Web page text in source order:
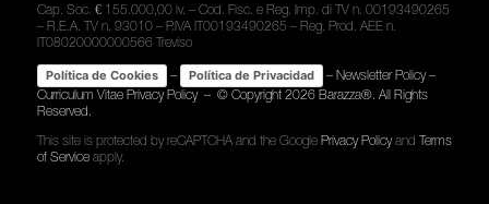
Cap. Soc. € 155.000,00 iv. – Cod. Fisc. e Reg. Imp. di TV n. 00193490265
– R.E.A. TV n. 93010 – P.IVA IT00193490265 – Reg. Prod. AEE n.
IT08020000000566 Treviso
Política de Cookies – Política de Privacidad – Newsletter Policy–
Curriculum Vitae Privacy Policy– © Copyright 2026 Barazza®. All Rights
Reserved.
This site is protected by reCAPTCHA and the Google Privacy Policyand Terms
of Service apply.